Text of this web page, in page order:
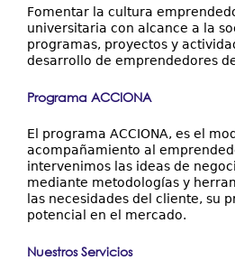
Fomentar la cultura
universitaria con alcance a la
programas, proyectos y
desarrollo de emprendedores
Programa ACCIONA
El programa ACCIONA, es el
acompañamiento al
intervenimos las ideas de
mediante metodologías y
las necesidades del cliente, su
potencial en el mercado.
Nuestros Servicios